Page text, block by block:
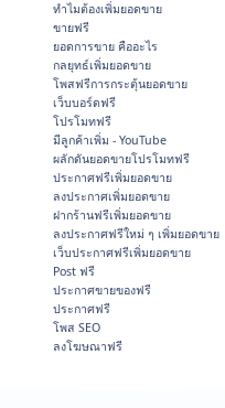
ทำไมต้องเพิ่มยอดขาย
ขายฟรี
ยอดการขาย คืออะไร
กลยุทธ์เพิ่มยอดขาย
โพสฟรีการกระตุ้นยอดขาย
เว็บบอร์ดฟรี
โปรโมทฟรี
มีลูกค้าเพิ่ม - YouTube
ผลักดันยอดขายโปรโมทฟรี
ประกาศฟรีเพิ่มยอดขาย
ลงประกาศเพิ่มยอดขาย
ฝากร้านฟรีเพิ่มยอดขาย
ลงประกาศฟรีใหม่ ๆ เพิ่มยอดขาย
เว็บประกาศฟรีเพิ่มยอดขาย
Post ฟรี
ประกาศขายของฟรี
ประกาศฟรี
โพส SEO
ลงโฆษณาฟรี